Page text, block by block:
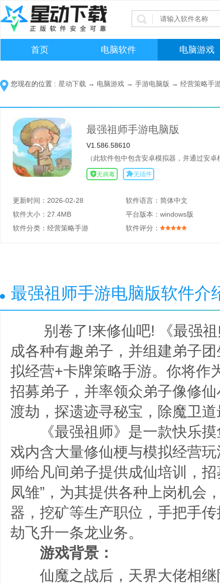
首页 电脑软件 电脑游戏
您现在的位置 : 星动下载 → 电脑游戏 → 手游电脑版 → 经营策略手
最强祖师手游电脑版
V1.586.58610
（此软件包中包含安卓模拟器，并通过安
更新时间： 2026-02-28 软件语言：简体中文
软件大小： 27.4MB 平台版本：windows版
软件分类： 经营策略手游 软件评分：
最强祖师手游电脑版软件介
别卷了!来修仙吧! 《最强祖
成各种有趣弟子，并组建弟子
拟经营+卡牌策略手游。你将作
招募弟子，并率领众弟子像修
渡劫，探遗迹寻秘宝，除魔卫
《最强祖师》是一款快乐摸
戏内含大量修仙梗与模拟经营
师给凡间弟子提供成仙培训，招
凤雏”，为其提供各种上岗机会
器，挖矿等生产职位，手把手
劫飞升一条龙业务。
游戏背景：
仙魔之战后，天界大佬相继